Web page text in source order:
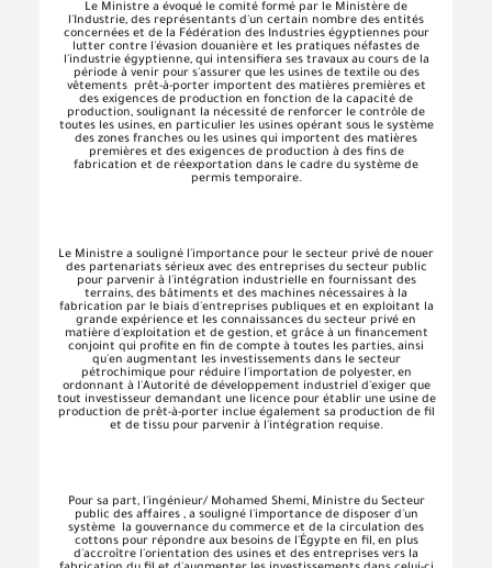
Le Ministre a évoqué le comité formé par le Ministère de
l'Industrie, des représentants d'un certain nombre des entités
concernées et de la Fédération des Industries égyptiennes pour
lutter contre l'évasion douanière et les pratiques néfastes de
l'industrie égyptienne, qui intensifiera ses travaux au cours de la
période à venir pour s'assurer que les usines de textile ou des
vêtements prêt-à-porter importent des matières premières et
des exigences de production en fonction de la capacité de
production, soulignant la nécessité de renforcer le contrôle de
toutes les usines, en particulier les usines opérant sous le système
des zones franches ou les usines qui importent des matières
premières et des exigences de production à des fins de
fabrication et de réexportation dans le cadre du système de
permis temporaire.
Le Ministre a souligné l'importance pour le secteur privé de nouer
des partenariats sérieux avec des entreprises du secteur public
pour parvenir à l'intégration industrielle en fournissant des
terrains, des bâtiments et des machines nécessaires à la
fabrication par le biais d'entreprises publiques et en exploitant la
grande expérience et les connaissances du secteur privé en
matière d'exploitation et de gestion, et grâce à un financement
conjoint qui profite en fin de compte à toutes les parties, ainsi
qu'en augmentant les investissements dans le secteur
pétrochimique pour réduire l'importation de polyester, en
ordonnant à l'Autorité de développement industriel d'exiger que
tout investisseur demandant une licence pour établir une usine de
production de prêt-à-porter inclue également sa production de fil
et de tissu pour parvenir à l'intégration requise.
Pour sa part, l'ingénieur/ Mohamed Shemi, Ministre du Secteur
public des affaires , a souligné l'importance de disposer d'un
système la gouvernance du commerce et de la circulation des
cottons pour répondre aux besoins de l'Égypte en fil, en plus
d'accroître l'orientation des usines et des entreprises vers la